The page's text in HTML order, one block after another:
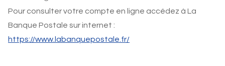
Pour consulter votre compte en ligne accédez à La
Banque Postale sur internet :
https://www.labanquepostale.fr/